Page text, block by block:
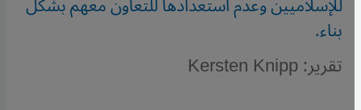
بناء.
تقرير: Kersten Knipp